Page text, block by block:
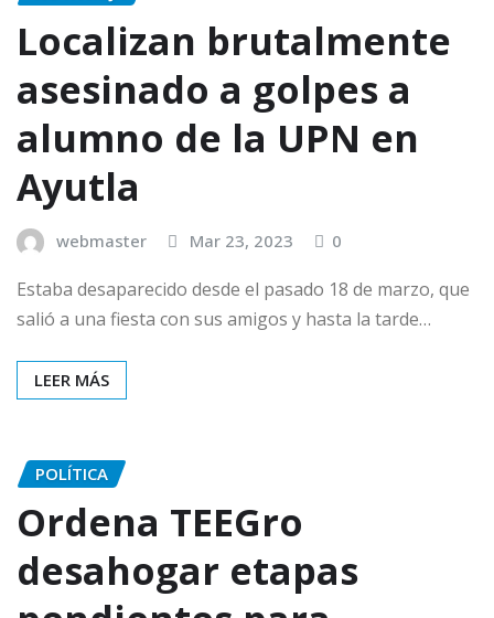
Localizan brutalmente
asesinado a golpes a
alumno de la UPN en
Ayutla
webmaster Mar 23, 2023 0
Estaba desaparecido desde el pasado 18 de marzo, que
salió a una fiesta con sus amigos y hasta la tarde…
LEER MÁS
POLÍTICA
Ordena TEEGro
desahogar etapas